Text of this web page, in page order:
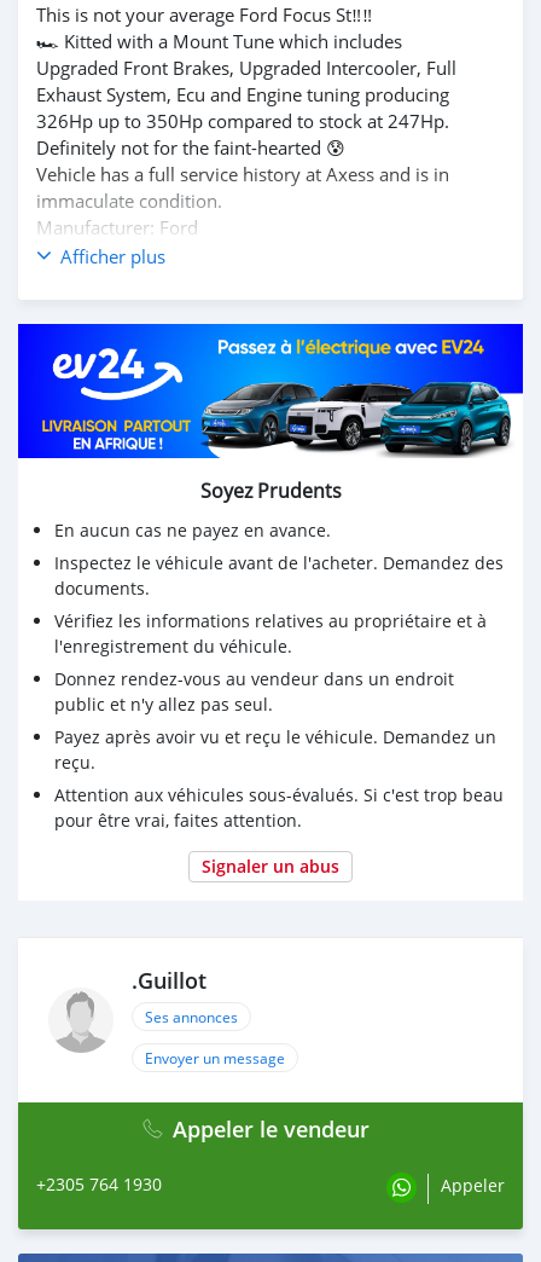
This is not your average Ford Focus St‼️‼️
🏎️ Kitted with a Mount Tune which includes
Upgraded Front Brakes, Upgraded Intercooler, Full
Exhaust System, Ecu and Engine tuning producing
326Hp up to 350Hp compared to stock at 247Hp.
Definitely not for the faint-hearted 😰
Vehicle has a full service history at Axess and is in
immaculate condition.
Manufacturer: Ford
Model: Focus ST
Fuel Type: Petrol
Month/Year: March/2017
Mileage: 99,000km
💰 Price: Rs1,085,000
📞 Contact us today on 57641930 to schedule a test
drive or for more information.
#Truegem #Reluctantsale #Fordfocusst #Mountkit
Afficher plus
Soyez Prudents
En aucun cas ne payez en avance.
Inspectez le véhicule avant de l'acheter. Demandez des
documents.
Vérifiez les informations relatives au propriétaire et à
l'enregistrement du véhicule.
Donnez rendez-vous au vendeur dans un endroit
public et n'y allez pas seul.
Payez après avoir vu et reçu le véhicule. Demandez un
reçu.
Attention aux véhicules sous-évalués. Si c'est trop beau
pour être vrai, faites attention.
Signaler un abus
.Guillot
Ses annonces
Envoyer un message
Appeler le vendeur
+2305 764 1930 Appeler